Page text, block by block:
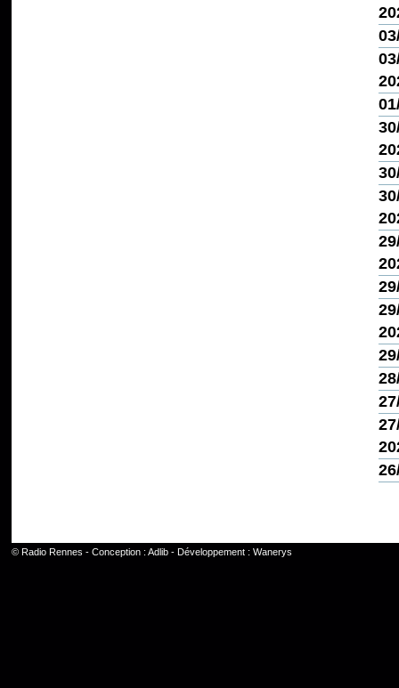
© Radio Rennes - Conception : Adlib- Développement : Wanerys